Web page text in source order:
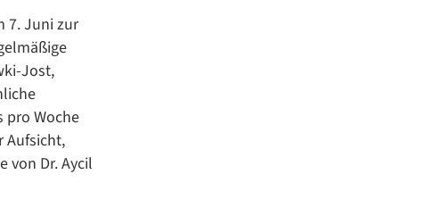
7. Juni zur
Jost,
pro Woche
Aufsicht,
von Dr. Aycil